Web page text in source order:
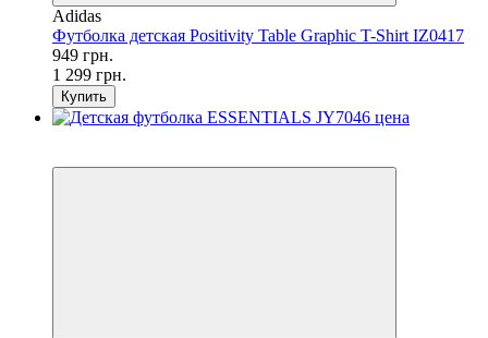
Adidas
Футболка детская Positivity Table Graphic T-Shirt IZ0417
949 грн.
1 299 грн.
Купить